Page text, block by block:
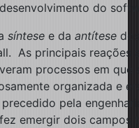
do
síntese e da antítese
As principais reações
processos em que
organizada e
pela
emergir dois campos